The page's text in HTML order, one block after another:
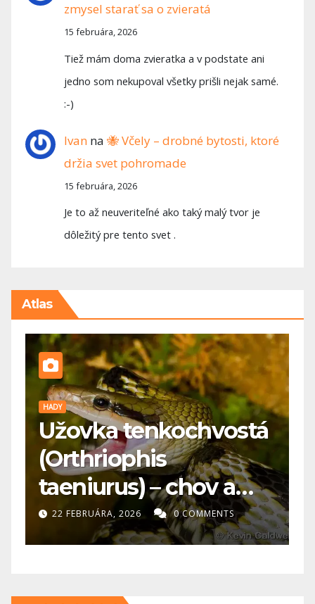
zmysel starať sa o zvieratá
15 februára, 2026
Tiež mám doma zvieratka a v podstate ani
jedno som nekupoval všetky prišli nejak samé.
:-)
Ivan na🐝 Včely – drobné bytosti, ktoré
držia svet pohromade
15 februára, 2026
Je to až neuveriteľné ako taký malý tvor je
dôležitý pre tento svet .
Atlas
HADY
Užovka tenkochvostá
(Orthriophis
taeniurus) – chov a
starostlivosť
22 FEBRUÁRA, 2026 0 COMMENTS